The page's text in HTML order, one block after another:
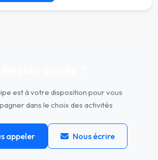
est à votre disposition pour vous
dans le choix des activités
appeler Nous écrire